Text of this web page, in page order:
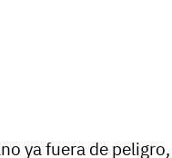
ya fuera de